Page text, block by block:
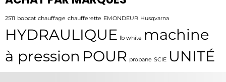
2511 bobcat chauffage chaufferette EMONDEUR Husqvarna
HYDRAULIQUE lb white machine
à pression POUR propane SCIE UNITÉ